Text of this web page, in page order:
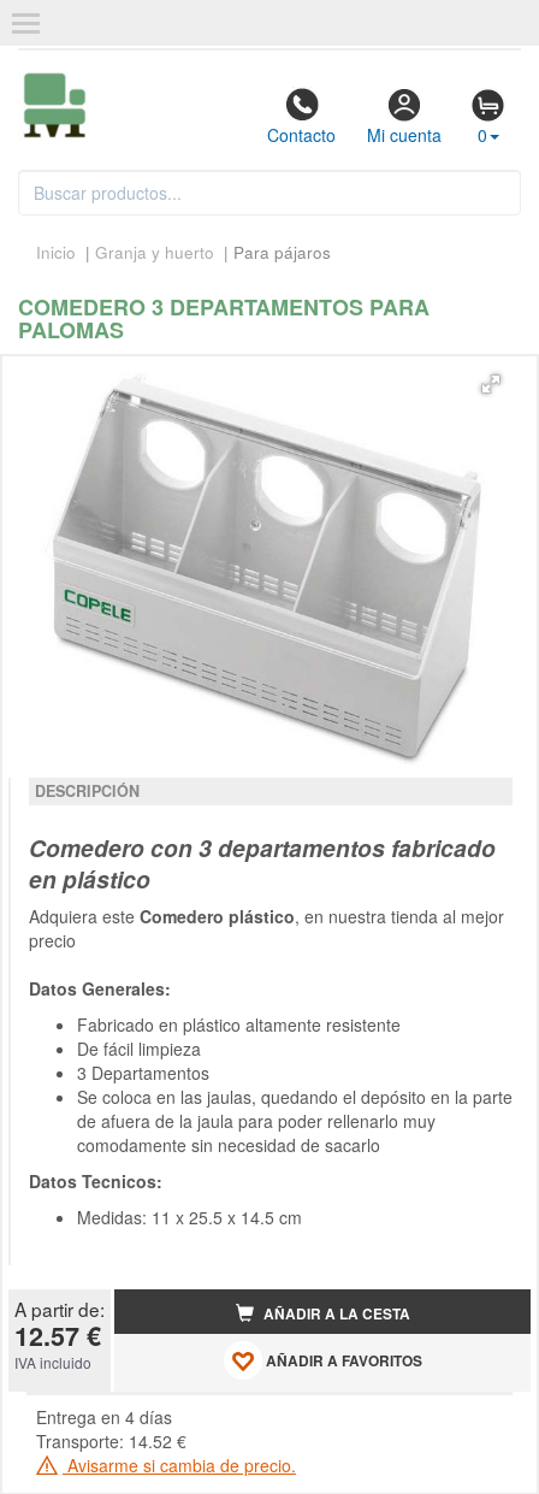
Contacto Mi cuenta 0
Inicio | Granja y huerto | Para pájaros
COMEDERO 3 DEPARTAMENTOS PARA
PALOMAS
DESCRIPCIÓN
Comedero con 3 departamentos fabricado
en plástico
Adquiera este Comedero plástico, en nuestra tienda al mejor
precio
Datos Generales:
Fabricado en plástico altamente resistente
De fácil limpieza
3 Departamentos
Se coloca en las jaulas, quedando el depósito en la parte
de afuera de la jaula para poder rellenarlo muy
comodamente sin necesidad de sacarlo
Datos Tecnicos:
Medidas: 11 x 25.5 x 14.5 cm
A partir de:
12.57 €
IVA incluido
AÑADIR A LA CESTA
AÑADIR A FAVORITOS
Entrega en 4 días
Transporte: 14.52 €
Avisarme si cambia de precio.